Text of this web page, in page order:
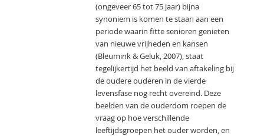
(ongeveer 65 tot 75 jaar) bijna
synoniem is komen te staan aan een
periode waarin fitte senioren genieten
van nieuwe vrijheden en kansen
(Bleumink & Geluk, 2007), staat
tegelijkertijd het beeld van aftakeling bij
de oudere ouderen in de vierde
levensfase nog recht overeind. Deze
beelden van de ouderdom roepen de
vraag op hoe verschillende
leeftijdsgroepen het ouder worden, en